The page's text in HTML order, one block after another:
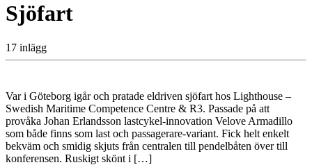
Sjöfart
17 inlägg
Var i Göteborg igår och pratade eldriven sjöfart hos Lighthouse –
Swedish Maritime Competence Centre & R3. Passade på att
provåka Johan Erlandsson lastcykel-innovation Velove Armadillo
som både finns som last och passagerare-variant. Fick helt enkelt
bekväm och smidig skjuts från centralen till pendelbåten över till
konferensen. Ruskigt skönt i […]